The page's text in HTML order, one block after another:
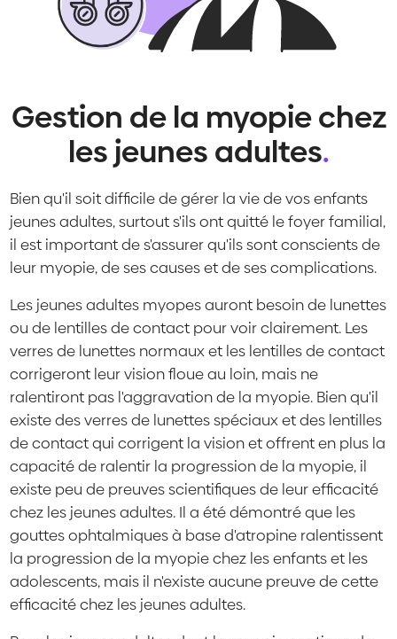
Gestion de la myopie chez
les jeunes adultes.
Bien qu'il soit difficile de gérer la vie de vos enfants
jeunes adultes, surtout s'ils ont quitté le foyer familial,
il est important de s'assurer qu'ils sont conscients de
leur myopie, de ses causes et de ses complications.
Les jeunes adultes myopes auront besoin de lunettes
ou de lentilles de contact pour voir clairement. Les
verres de lunettes normaux et les lentilles de contact
corrigeront leur vision floue au loin, mais ne
ralentiront pas l'aggravation de la myopie. Bien qu'il
existe des verres de lunettes spéciaux et des lentilles
de contact qui corrigent la vision et offrent en plus la
capacité de ralentir la progression de la myopie, il
existe peu de preuves scientifiques de leur efficacité
chez les jeunes adultes. Il a été démontré que les
gouttes ophtalmiques à base d'atropine ralentissent
la progression de la myopie chez les enfants et les
adolescents, mais il n'existe aucune preuve de cette
efficacité chez les jeunes adultes.